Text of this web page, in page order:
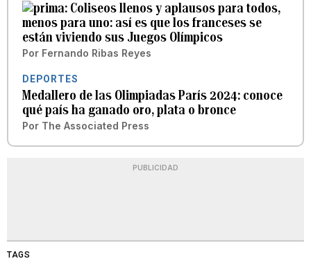
Coliseos llenos y aplausos para todos,
menos para uno: así es que los franceses se
están viviendo sus Juegos Olímpicos
Por Fernando Ribas Reyes
DEPORTES
Medallero de las Olimpiadas París 2024: conoce
qué país ha ganado oro, plata o bronce
Por The Associated Press
PUBLICIDAD
TAGS